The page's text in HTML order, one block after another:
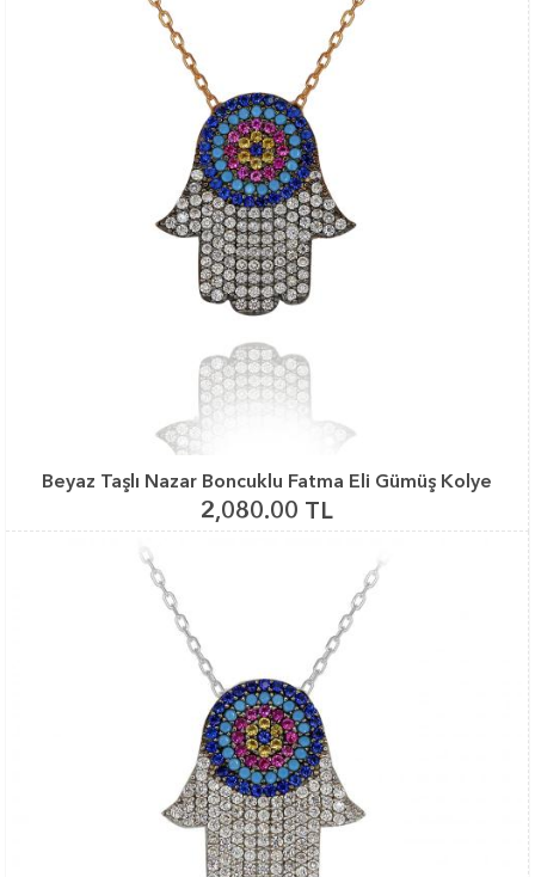
Beyaz Taşlı Nazar Boncuklu Fatma Eli Gümüş Kolye
2,080.00 TL